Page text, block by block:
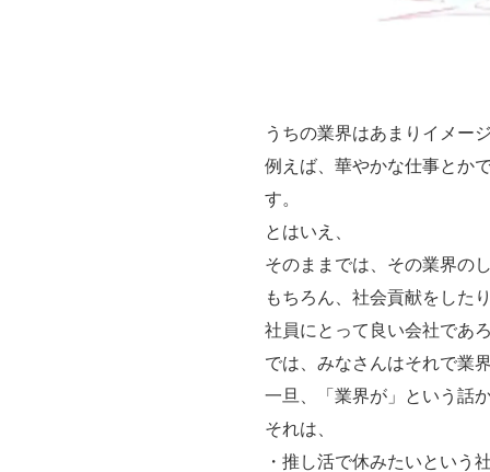
うちの業界はあまりイメー
例えば、華やかな仕事とか
す。
とはいえ、
そのままでは、その業界の
もちろん、社会貢献をした
社員にとって良い会社であ
では、みなさんはそれで業
一旦、「業界が」という話
それは、
・推し活で休みたいという